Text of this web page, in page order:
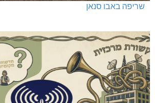
שריפה באבו סנאן